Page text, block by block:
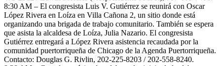
8:30 AM – El congresista Luis V. Gutiérrez se reunirá con Oscar
López Rivera en Loíza en Villa Cañona 2, un sitio donde está
organizando una brigada de trabajo comunitario. También se espera
que asista la alcaldesa de Loíza, Julia Nazario. El congresista
Gutiérrez entregará a López Rivera asistencia recaudada por la
comunidad puertorriqueña de Chicago de la Agenda Puertorriqueña.
Contacto: Douglas G. Rivlin, 202-225-8203 / 202-558-8240.